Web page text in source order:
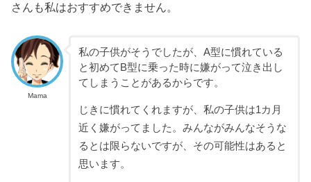
さんも私はおすすめできません。
Mama
私の子供がそうでしたが、A型に慣れている
と初めてB型に乗った時に嫌がって泣き出し
てしまうことがあるからです。
じきに慣れてくれますが、私の子供は1カ月
近く嫌がってました。みんながみんなそうな
るとは限らないですが、その可能性はあると
思います。